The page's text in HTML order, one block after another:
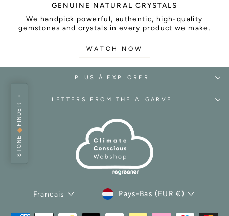
GENUINE NATURAL CRYSTALS
We handpick powerful, authentic, high-quality
gemstones and crystals in every product we make.
WATCH NOW
PLUS À EXPLORER
LETTERS FROM THE ALGARVE
LANGUE
Français DEVISEPays-Bas (EUR €)
STONE
◆
FINDER
×